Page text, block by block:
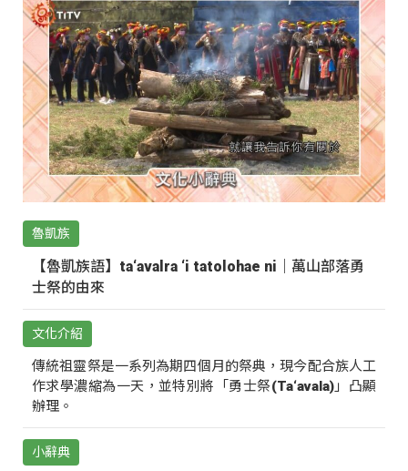
魯凱族
【魯凱族語】ta‘avalra ‘i tatolohae ni｜萬山部落勇
士祭的由來
文化介紹
傳統祖靈祭是一系列為期四個月的祭典，現今配合族人工
作求學濃縮為一天，並特別將「勇士祭(Ta‘avala)」凸顯
辦理。
小辭典